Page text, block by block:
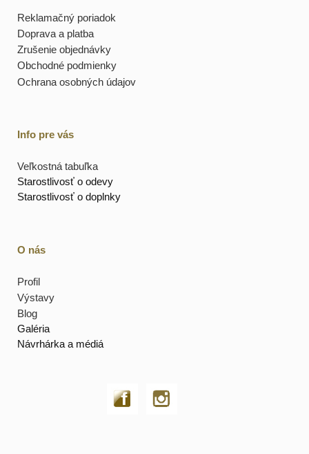
Reklamačný poriadok
Doprava a platba
Zrušenie objednávky
Obchodné podmienky
Ochrana osobných údajov
Info pre vás
Veľkostná tabuľka
Starostlivosť o odevy
Starostlivosť o doplnky
O nás
Profil
Výstavy
Blog
Galéria
Návrhárka a médiá